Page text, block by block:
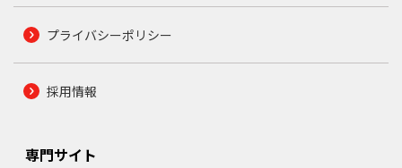
プライバシーポリシー
採用情報
専門サイト